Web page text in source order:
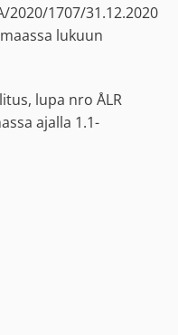
2020/1707/31.12.2020
lukuun
lupa nro ÅLR
ajalla 1.1-